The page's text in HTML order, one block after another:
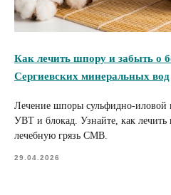
Как лечить шпору и забыть о
Сергиевских минеральных вод
Лечение шпоры сульфидно-иловой
УВТ и блокад. Узнайте, как
лечебную грязь СМВ.
29.04.2026